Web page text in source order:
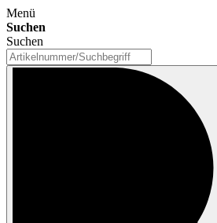
Menü
Suchen
Suchen